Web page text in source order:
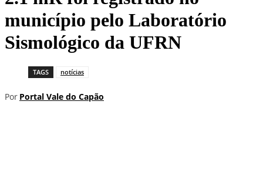
município pelo Laboratório
Sismológico da UFRN
TAGS notícias
Por Portal Vale do Capão